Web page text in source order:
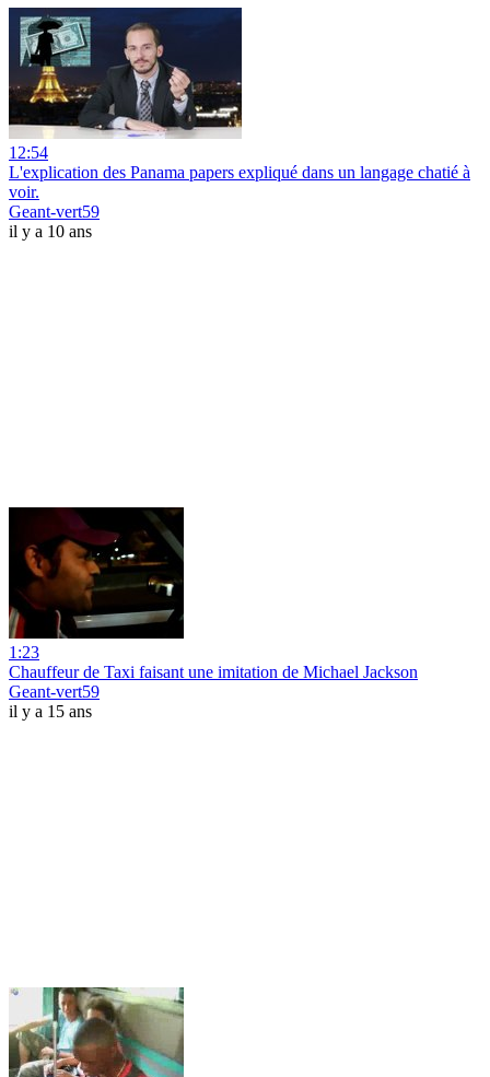
12:54
L'explication des Panama papers expliqué dans un langage chatié à
voir.
Geant-vert59
il y a 10 ans
1:23
Chauffeur de Taxi faisant une imitation de Michael Jackson
Geant-vert59
il y a 15 ans